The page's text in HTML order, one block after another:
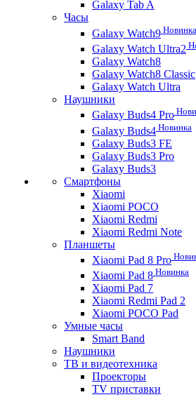
Galaxy Tab A
Часы
Galaxy Watch9 Новинка
Galaxy Watch Ultra2
Galaxy Watch8
Galaxy Watch8 Classic
Galaxy Watch Ultra
Наушники
Galaxy Buds4 Pro
Galaxy Buds4 Новинка
Galaxy Buds3 FE
Galaxy Buds3 Pro
Galaxy Buds3
Смартфоны
Xiaomi
Xiaomi POCO
Xiaomi Redmi
Xiaomi Redmi Note
Планшеты
Xiaomi Pad 8 Pro
Xiaomi Pad 8 Новинка
Xiaomi Pad 7
Xiaomi Redmi Pad 2
Xiaomi POCO Pad
Умные часы
Smart Band
Наушники
ТВ и видеотехника
Проекторы
TV приставки